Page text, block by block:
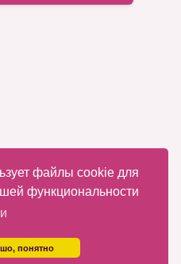
файлы cookie для
функциональности
понятно